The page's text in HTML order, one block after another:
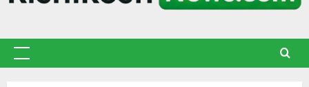
प्राथमिक